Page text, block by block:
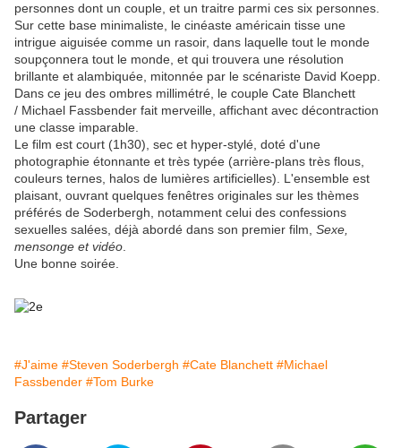
personnes dont un couple, et un traitre parmi ces six personnes.
Sur cette base minimaliste, le cinéaste américain tisse une
intrigue aiguisée comme un rasoir, dans laquelle tout le monde
soupçonnera tout le monde, et qui trouvera une résolution
brillante et alambiquée, mitonnée par le scénariste David Koepp.
Dans ce jeu des ombres millimétré, le couple Cate Blanchett
/ Michael Fassbender fait merveille, affichant avec décontraction
une classe imparable.
Le film est court (1h30), sec et hyper-stylé, doté d'une
photographie étonnante et très typée (arrière-plans très flous,
couleurs ternes, halos de lumières artificielles). L'ensemble est
plaisant, ouvrant quelques fenêtres originales sur les thèmes
préférés de Soderbergh, notamment celui des confessions
sexuelles salées, déjà abordé dans son premier film, Sexe,
mensonge et vidéo
Une bonne soirée.
#J'aime #Steven Soderbergh #Cate Blanchett #Michael
Fassbender #Tom Burke
Partager